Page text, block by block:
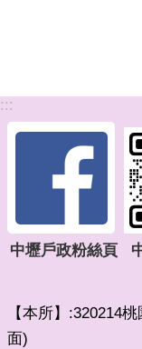
:::
中壢戶政粉絲頁
【本所】:320214
面)